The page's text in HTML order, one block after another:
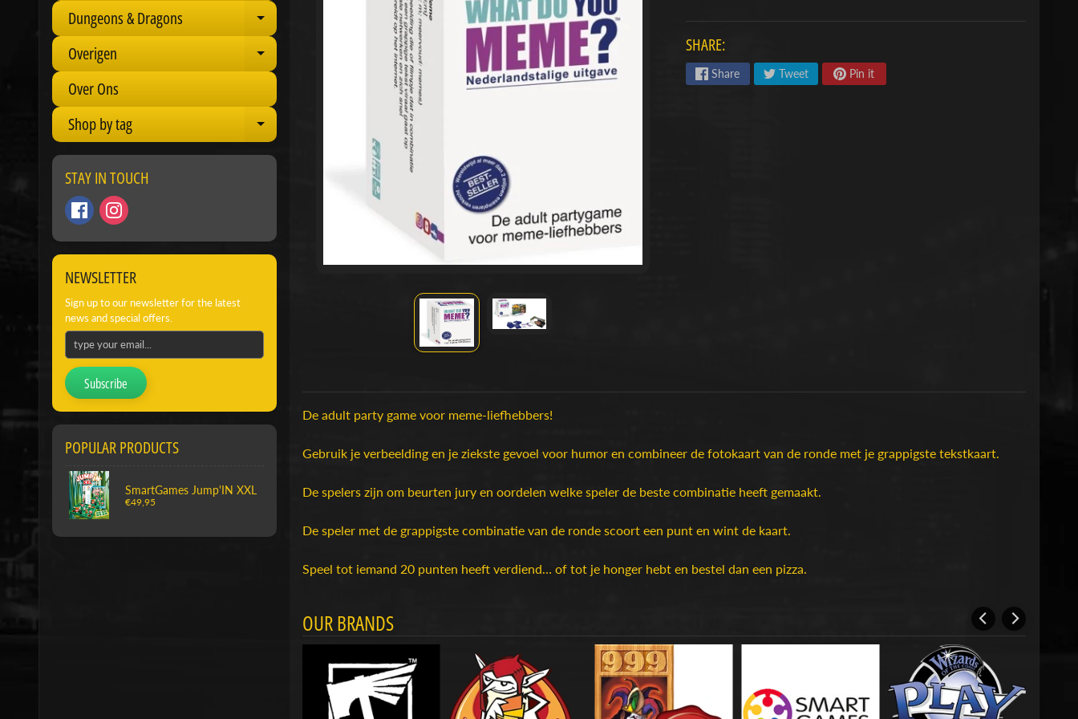
Dungeons & Dragons Expand child menu
Overigen Expand child menu
Over Ons
Shop by tag
Expand child menu
STAY IN TOUCH
NEWSLETTER
Sign up to our newsletter for the latest
news and special offers.
Subscribe
POPULAR PRODUCTS
SmartGames Jump'IN XXL
€49,95
SHARE:
Share Tweet Pin it
De adult party game voor meme-liefhebbers!
Gebruik je verbeelding en je ziekste gevoel voor humor en combineer de fotokaart van de ronde met je grappigste tekstkaart.
De spelers zijn om beurten jury en oordelen welke speler de beste combinatie heeft gemaakt.
De speler met de grappigste combinatie van de ronde scoort een punt en wint de kaart.
Speel tot iemand 20 punten heeft verdiend… of tot je honger hebt en bestel dan een pizza.
OUR BRANDS